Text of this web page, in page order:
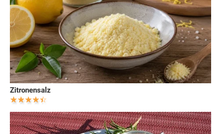
Zitronensalz